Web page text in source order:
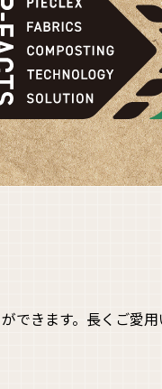
できます。長くご愛